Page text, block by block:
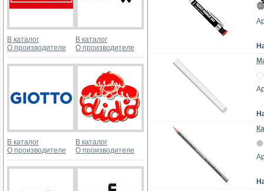
В каталог
О производителе
В каталог
О производителе
В каталог
О производителе
В каталог
О производителе